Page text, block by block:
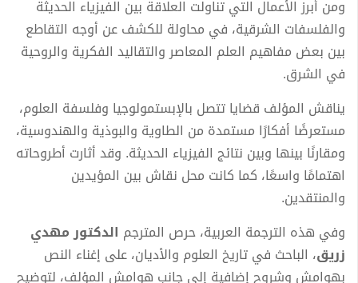
ومن أبرز الأعمال التي تناولت العلاقة بين الفيزياء الحديثة
والفلسفات الشرقية، في محاولة للكشف عن أوجه التقاطع
بين بعض مفاهيم العلم المعاصر والتقاليد الفكرية والروحية
في الشرق.
يناقش المؤلف قضايا تتصل بالإبستمولوجيا وفلسفة العلوم،
مستعرضًا أفكارًا مستمدة من الطاوية والبوذية والهندوسية،
ومقارنًا بينها وبين نتائج الفيزياء الحديثة. وقد أثارت أطروحاته
اهتمامًا واسعًا، كما كانت محل نقاش بين المؤيدين
والمنتقدين.
وفي هذه الترجمة العربية، حرص المترجم الدكتور مهدي
زريق، الباحث في تاريخ العلوم والأديان، على إغناء النص
بهوامش وشروح إضافية إلى جانب هوامش المؤلف، لتوضيح